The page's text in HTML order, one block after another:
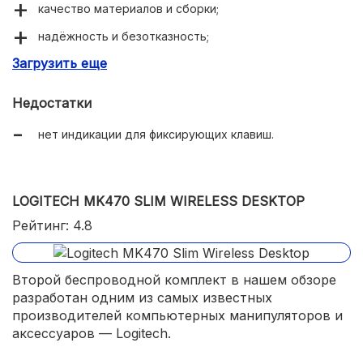
качество материалов и сборки;
надёжность и безотказность;
приятный и чёткий ход клавиш;
Загрузить еще
Недостатки
нет индикации для фиксирующих клавиш.
LOGITECH MK470 SLIM WIRELESS DESKTOP
Рейтинг: 4.8
Второй беспроводной комплект в нашем обзоре
разработан одним из самых известных
производителей компьютерных манипуляторов и
аксессуаров — Logitech.